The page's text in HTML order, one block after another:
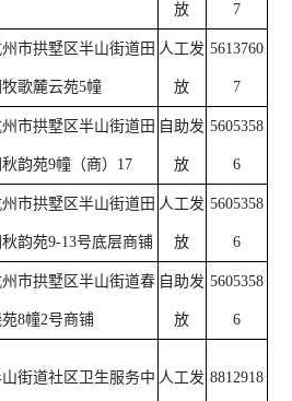
放 7
市拱墅区半山街道田
牧歌麓云苑5幢
人工发
放
5613760
7
市拱墅区半山街道田
秋韵苑9幢（商）17
自助发
放
5605358
6
市拱墅区半山街道田
秋韵苑9-13号底层商铺
人工发
放
5605358
6
市拱墅区半山街道春
苑8幢2号商铺
自助发
放
5605358
6
街道社区卫生服务中 人工发 8812918